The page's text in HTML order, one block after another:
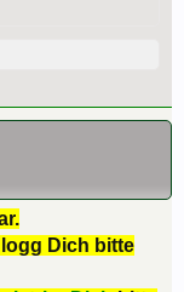
Dich bitte